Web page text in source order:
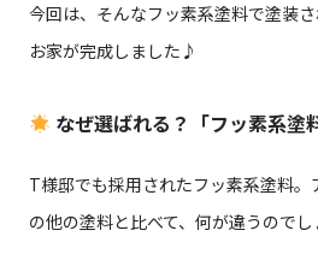
今回は、そんなフッ素系塗料で塗装
お家が完成しました♪
なぜ選ばれる？「フッ素系塗
T様邸でも採用されたフッ素系塗料
の他の塗料と比べて、何が違うのでし